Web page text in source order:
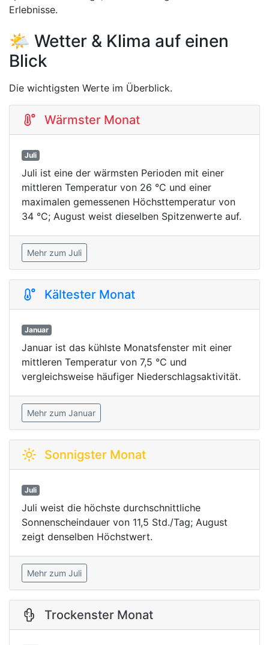
Erlebnisse.
🌤️ Wetter & Klima auf einen
Blick
Die wichtigsten Werte im Überblick.
Wärmster Monat
Juli
Juli ist eine der wärmsten Perioden mit einer
mittleren Temperatur von 26 °C und einer
maximalen gemessenen Höchsttemperatur von
34 °C; August weist dieselben Spitzenwerte auf.
Mehr zum Juli
Kältester Monat
Januar
Januar ist das kühlste Monatsfenster mit einer
mittleren Temperatur von 7,5 °C und
vergleichsweise häufiger Niederschlagsaktivität.
Mehr zum Januar
Sonnigster Monat
Juli
Juli weist die höchste durchschnittliche
Sonnenscheindauer von 11,5 Std./Tag; August
zeigt denselben Höchstwert.
Mehr zum Juli
Trockenster Monat